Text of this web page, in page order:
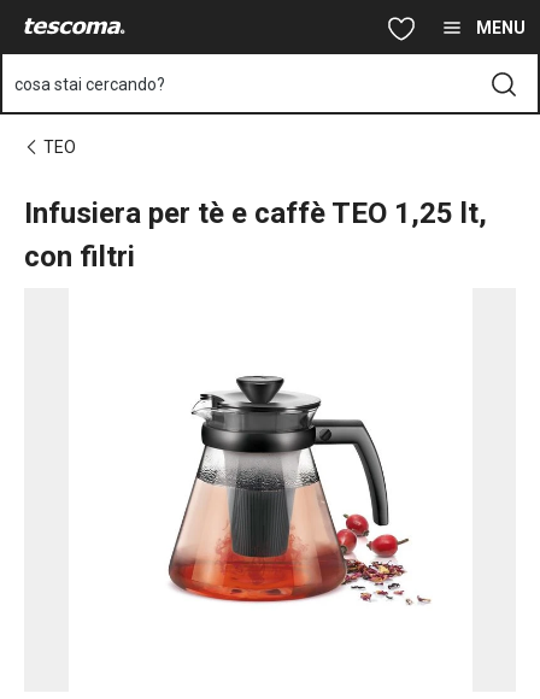
Vai al contenuto principale MENU
cosa stai cercando?
TEO
Infusiera per tè e caffè TEO 1,25 lt,
con filtri